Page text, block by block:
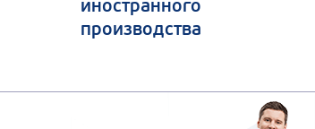
иностранного
производства